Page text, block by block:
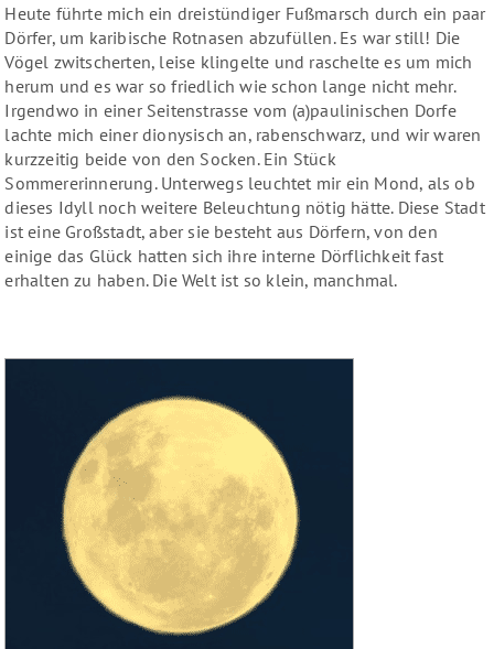
Heute führte mich ein dreistündiger Fußmarsch durch ein paar
Dörfer, um karibische Rotnasen abzufüllen. Es war still! Die
Vögel zwitscherten, leise klingelte und raschelte es um mich
herum und es war so friedlich wie schon lange nicht mehr.
Irgendwo in einer Seitenstrasse vom (a)paulinischen Dorfe
lachte mich einer dionysisch an, rabenschwarz, und wir waren
kurzzeitig beide von den Socken. Ein Stück
Sommererinnerung. Unterwegs leuchtet mir ein Mond, als ob
dieses Idyll noch weitere Beleuchtung nötig hätte. Diese Stadt
ist eine Großstadt, aber sie besteht aus Dörfern, von den
einige das Glück hatten sich ihre interne Dörflichkeit fast
erhalten zu haben. Die Welt ist so klein, manchmal.